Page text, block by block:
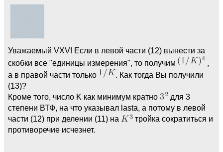
Уважаемый VXV! Если в левой части (12) вынести за
скобки все "единицы измерения", то получим
,
а в правой части только
. Как тогда Вы получили
(13)?
Кроме того, число K как минимум кратно
для 3
степени ВТФ, на что указывал lasta, а потому в левой
части (12) при делении (11) на
тройка сократиться и
противоречие исчезнет.